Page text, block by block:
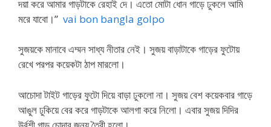
দয়া করে আমার গাড়টাকে রেহাই দে। এতো মোটা ধোন গাড়ে ঢুকলে আমি
মরে যাবো।” vai bon bangla golpo
সুজয়কে মানাবে এম্মন সাধ্য নীতার নেই। সুজয় বাড়াটাকে গাড়ের ফুটোয়
রেখে পরপর কয়েকটা ঠাপ মারলো।
আচোদা টাইট গাড়ের ফুটো দিয়ে বাড়া ঢুকলো না। সুজয় বেশ কয়েকবার গাড়ে
আঙুল ঢুকিয়ে বের করে গাড়টাকে আলগা করে নিলো। এবার সুজয় দিদির